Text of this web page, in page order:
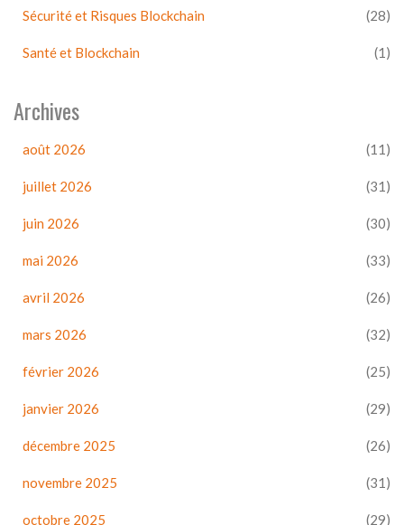
Sécurité et Risques Blockchain (28)
Santé et Blockchain (1)
Archives
août 2026 (11)
juillet 2026 (31)
juin 2026 (30)
mai 2026 (33)
avril 2026 (26)
mars 2026 (32)
février 2026 (25)
janvier 2026 (29)
décembre 2025 (26)
novembre 2025 (31)
octobre 2025 (29)